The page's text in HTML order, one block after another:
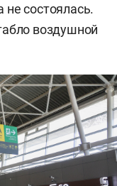
состоялась.
воздушной